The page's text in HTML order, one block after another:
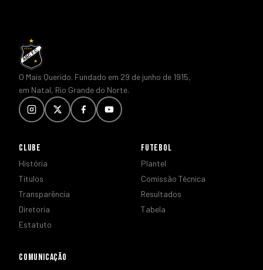
O Mais Querido. Fundado em 29 de junho de 1915,
em Natal, Rio Grande do Norte.
CLUBE
História
Títulos
Transparência
Diretoria
Estatuto
FUTEBOL
Plantel
Comissão Técnica
Resultados
Tabela
COMUNICAÇÃO